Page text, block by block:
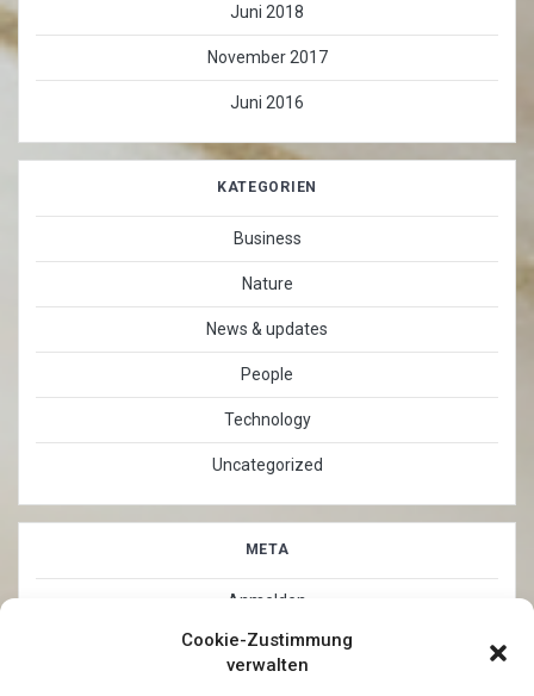
Cookie-Zustimmung
verwalten
Juni 2018
November 2017
Juni 2016
KATEGORIEN
Business
Nature
News & updates
People
Technology
Uncategorized
META
Anmelden
Eintrags-Feed